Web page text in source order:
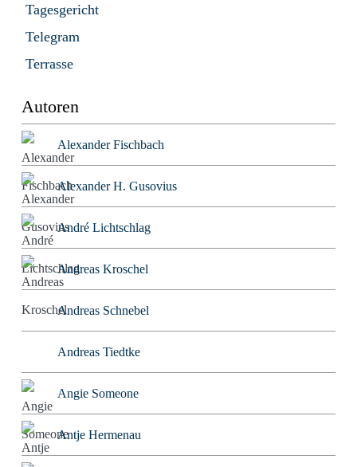
Tagesgericht
Telegram
Terrasse
Autoren
Alexander Fischbach
Alexander H. Gusovius
André Lichtschlag
Andreas Kroschel
Andreas Schnebel
Andreas Tiedtke
Angie Someone
Antje Hermenau